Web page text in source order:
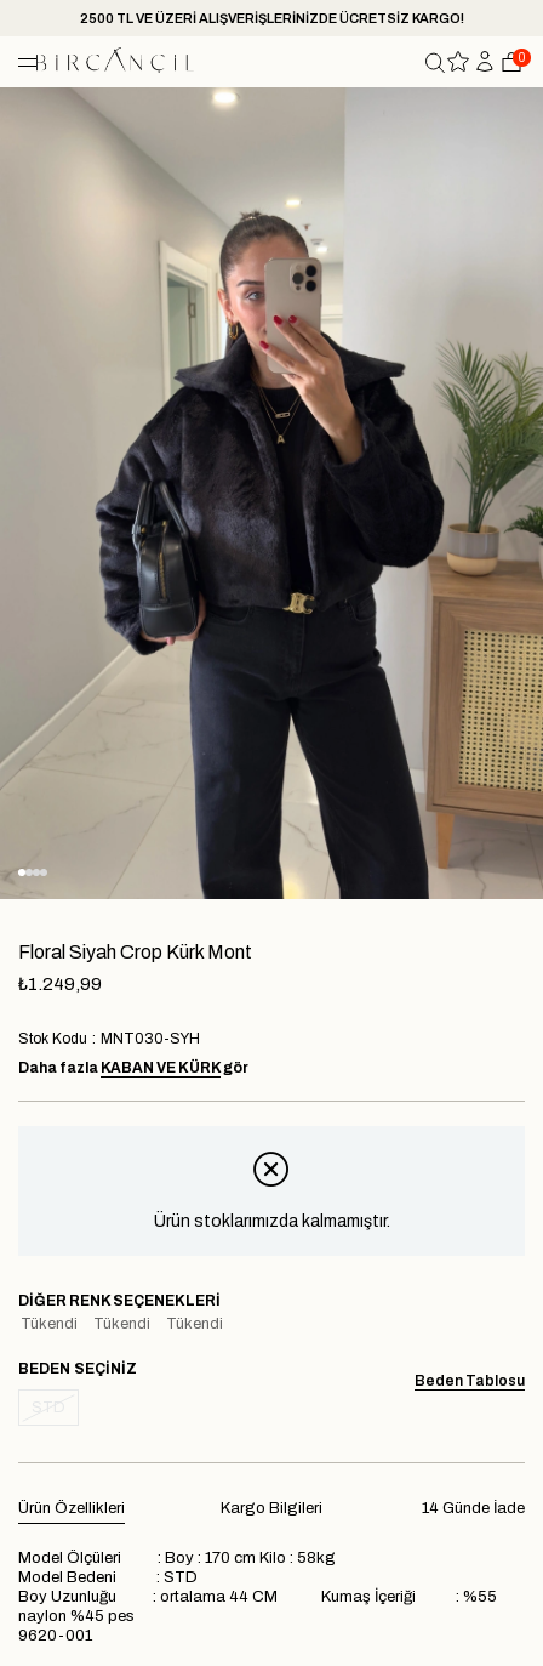
2500 TL VE ÜZERİ ALIŞVERİŞLERİNİZDE ÜCRETSİZ KARGO!
0
Floral Siyah Crop Kürk Mont
₺1.249,99
Stok Kodu
MNT030-SYH
Daha fazla KABAN VE KÜRKgör
Ürün stoklarımızda kalmamıştır.
DIĞER RENK SEÇENEKLERI
Tükendi
Tükendi Tükendi
Beden Tablosu
BEDEN
Ürün Özellikleri 14 Günde İade
Kargo Bilgileri
Model Ölçüleri : Boy : 170 cm Kilo : 58kg
Model Bedeni : STD
Boy Uzunluğu : ortalama 44 CM Kumaş İçeriği : %55
naylon %45 pes
9620-001